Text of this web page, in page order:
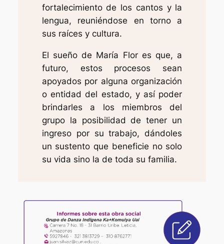
fortalecimiento de los cantos y la
lengua, reuniéndose en torno a
sus raíces y cultura.
El sueño de María Flor es que, a
futuro, estos procesos sean
apoyados por alguna organización
o entidad del estado, y así poder
brindarles a los miembros del
grupo la posibilidad de tener un
ingreso por su trabajo, dándoles
un sustento que beneficie no solo
su vida sino la de toda su familia.